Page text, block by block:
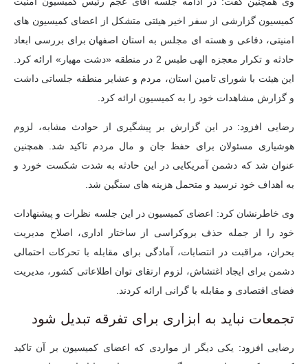
کمیسیون گزارشی از سفر اخیر هیئتی متشکل از اعضای کمیسیون های
امنیتی، دفاعی و هسته ای مجلس به استان اصفهان برای بررسی ابعاد
حادثه و تکرار معجزه الهی طبس 2 در منطقه «دشت مهیار» ارائه کرد.
این هیئت با شورای تامین استان، مردم و عشایر منطقه جلساتی داشت
و گزارش مشاهدات خود را به کمیسیون ارائه کرد.
رضایی افزود: در این گزارش بر پیشگیری از حوادث مشابه، لزوم
هوشیاری مسئولان برای حفظ جان و مال مردم تاکید شد. همچنین
عنوان شد که دشمن آمریکایی در این حادثه به شدت شکست خورد و
به اهداف خود نرسید و متحمل هزینه های سنگین شد.
وی خاطرنشان کرد: اعضای کمیسیون در این جلسه نظرات و پیشنهادات
خود را از جمله حذف بروکراسی از ساختار اداری، اصلاح مدیریت
بحران، مراقبت در انتصابات، آمادگی برای مقابله با تحرکات احتمالی
دشمن برای ایجاد اغتشاش، لزوم ارتقای توان اطلاعاتی کشور، مدیریت
فضای اقتصادی و مقابله با گرانی ارائه کردند.
تجمعات نباید به ابزاری برای تفرقه تبدیل شود
رضایی افزود: یکی دیگر از مواردی که اعضای کمیسیون بر آن تاکید